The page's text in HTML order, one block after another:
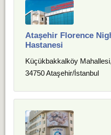
Ataşehir Florence
Hastanesi
Küçükbakkalköy
34750 Ataşehir/İstanbul